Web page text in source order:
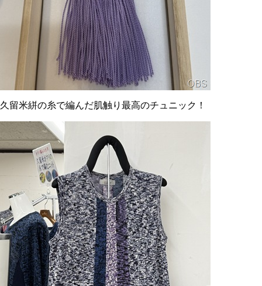
久留米絣の糸で編んだ肌触り最高のチュニック！